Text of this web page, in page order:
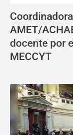
AMET/
docente por
MECCYT